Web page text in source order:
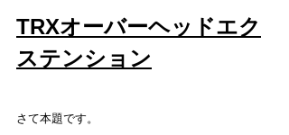
TRXオーバーヘッドエク
ステンション
さて本題です。